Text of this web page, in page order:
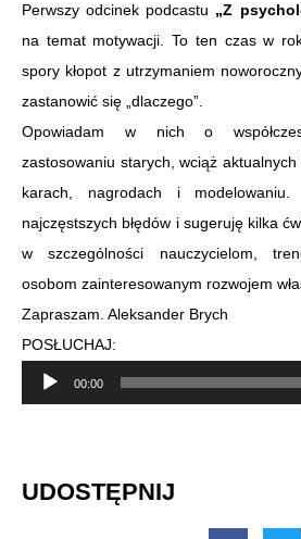
Perwszy odcinek podcastu „Z
na temat motywacji. To ten czas w
spory kłopot z utrzymaniem
zastanowić się „dlaczego”.
Opowiadam w nich o
zastosowaniu starych, wciąż
karach, nagrodach i
najczęstszych błędów i sugeruję kilka
w szczególności nauczycielom,
osobom zainteresowanym rozwojem
Zapraszam. Aleksander Brych
POSŁUCHAJ:
Odtwarzacz
plików
00:00
UDOSTĘPNIJ